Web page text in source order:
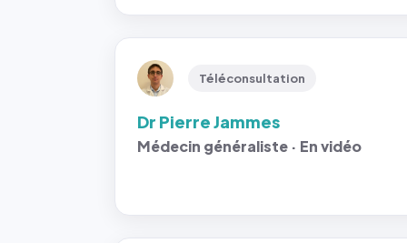
Téléconsultation
Dr Pierre Jammes
Médecin généraliste · En vidéo